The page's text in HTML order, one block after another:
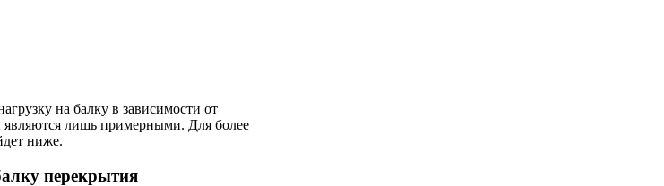
на балку в зависимости от
являются лишь примерными. Для более
ниже.
перекрытия